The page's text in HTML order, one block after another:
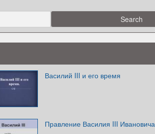
Василий III и его время
Правление Василия III Ивановича